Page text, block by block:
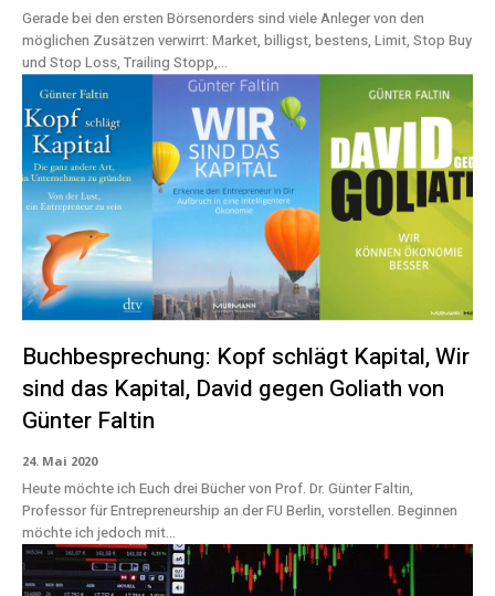
Gerade bei den ersten Börsenorders sind viele Anleger von den
möglichen Zusätzen verwirrt: Market, billigst, bestens, Limit, Stop Buy
und Stop Loss, Trailing Stopp,...
Buchbesprechung: Kopf schlägt Kapital, Wir
sind das Kapital, David gegen Goliath von
Günter Faltin
24. Mai 2020
Heute möchte ich Euch drei Bücher von Prof. Dr. Günter Faltin,
Professor für Entrepreneurship an der FU Berlin, vorstellen. Beginnen
möchte ich jedoch mit...